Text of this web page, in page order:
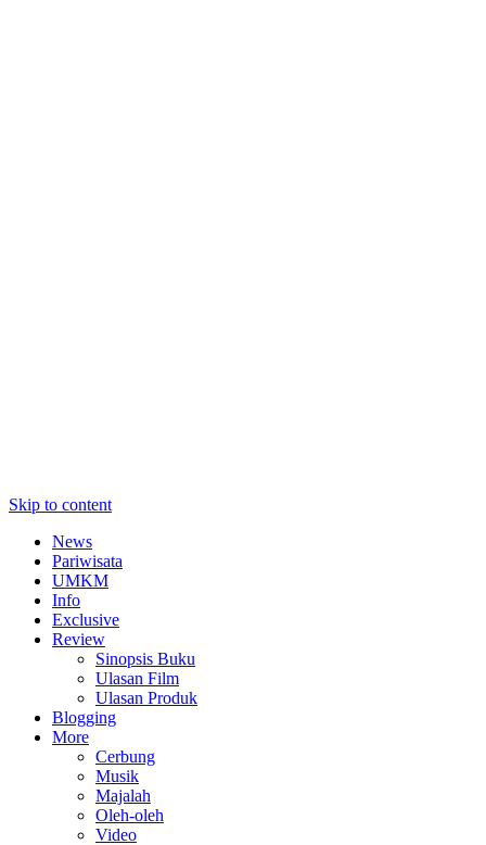
Skip to content
News
Pariwisata
UMKM
Info
Exclusive
Review
Sinopsis Buku
Ulasan Film
Ulasan Produk
Blogging
More
Cerbung
Musik
Majalah
Oleh-oleh
Video